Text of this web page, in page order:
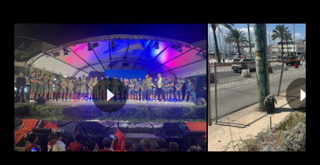
ABBONATI
ANNUNCI
NECROLOGI
PUBBLICITÀ
SPIAGGE